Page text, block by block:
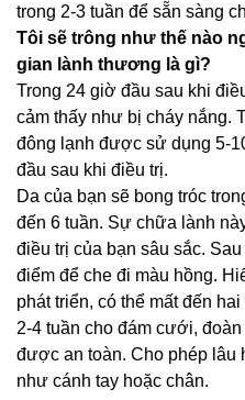
trong 2-3 tuần để sẵn sàng
Tôi sẽ trông như thế nào
gian lành thương là gì?
Trong 24 giờ đầu sau khi
cảm thấy như bị cháy nắng.
đông lạnh được sử dụng 5-
đầu sau khi điều trị.
Da của bạn sẽ bong tróc
đến 6 tuần. Sự chữa lành
điều trị của bạn sâu sắc.
điểm để che đi màu hồng.
phát triển, có thể mất đến
2-4 tuần cho đám cưới,
được an toàn. Cho phép lâu
như cánh tay hoặc chân.